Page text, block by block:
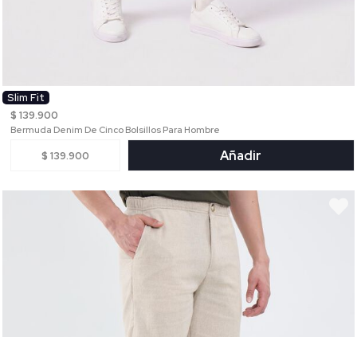
Slim Fit
$ 139.900
Bermuda Denim De Cinco Bolsillos Para Hombre
$ 139.900 Añadir